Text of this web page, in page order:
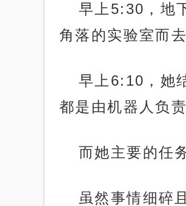
早上5:30，地
角落的实验室而去
早上6:10，她
都是由机器人负
而她主要的任
虽然事情细碎